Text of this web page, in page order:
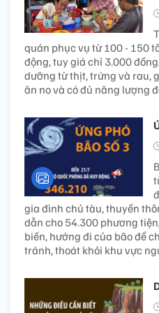
quán phục vụ từ 100 - 150
động, tuy giá chỉ 3.000
dưỡng từ thịt, trứng và rau,
ăn no và có đủ năng lượng
gia đình chủ tàu, thuyền
dẫn cho 54.300 phương
biến, hướng đi của bão để
tránh, thoát khỏi khu vực